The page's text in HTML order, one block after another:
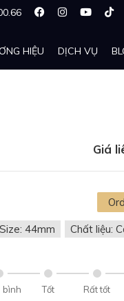
HIỆU DỊCH VỤ
Giá
Size: 44mm Chất liệu:
bình Tốt Rất tốt